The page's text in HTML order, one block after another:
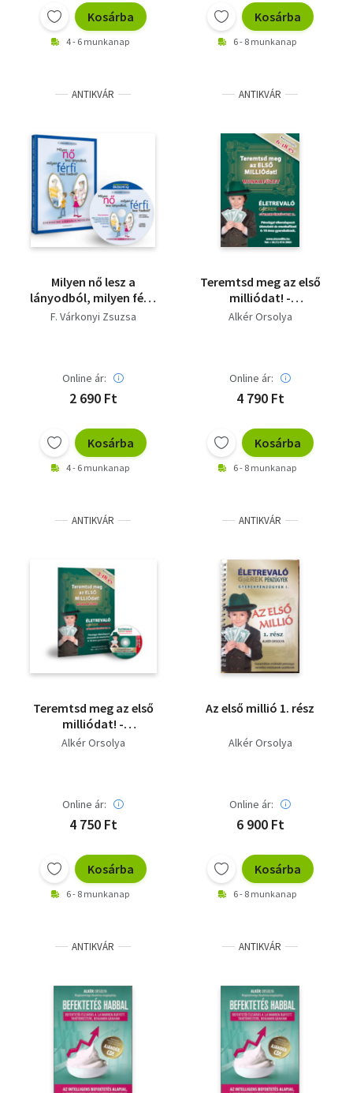
Kosárba
4 - 6 munkanap
Kosárba
6 - 8 munkanap
ANTIKVÁR
Milyen nő lesz a
lányodból, milyen férfi
lesz a fiadból? -
F. Várkonyi Zsuzsa
Online ár:
2 690 Ft
Kosárba
4 - 6 munkanap
ANTIKVÁR
Teremtsd meg az első
milliódat! -
Munkafüzet +CD
Alkér Orsolya
Online ár:
4 790 Ft
Kosárba
6 - 8 munkanap
ANTIKVÁR
Teremtsd meg az első
milliódat! -
Munkafüzet +CD - CD-
Alkér Orsolya
Online ár:
4 750 Ft
Kosárba
6 - 8 munkanap
ANTIKVÁR
Az első millió 1. rész
Alkér Orsolya
Online ár:
6 900 Ft
Kosárba
6 - 8 munkanap
ANTIKVÁR ANTIKVÁR